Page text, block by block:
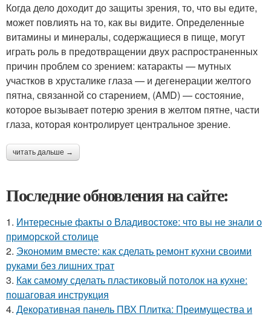
Когда дело доходит до защиты зрения, то, что вы едите,
может повлиять на то, как вы видите. Определенные
витамины и минералы, содержащиеся в пище, могут
играть роль в предотвращении двух распространенных
причин проблем со зрением: катаракты — мутных
участков в хрусталике глаза — и дегенерации желтого
пятна, связанной со старением, (AMD) — состояние,
которое вызывает потерю зрения в желтом пятне, части
глаза, которая контролирует центральное зрение.
читать дальше →
Последние обновления на сайте:
1. Интересные факты о Владивостоке: что вы не знали о
приморской столице
2. Экономим вместе: как сделать ремонт кухни своими
руками без лишних трат
3. Как самому сделать пластиковый потолок на кухне:
пошаговая инструкция
4. Декоративная панель ПВХ Плитка: Преимущества и